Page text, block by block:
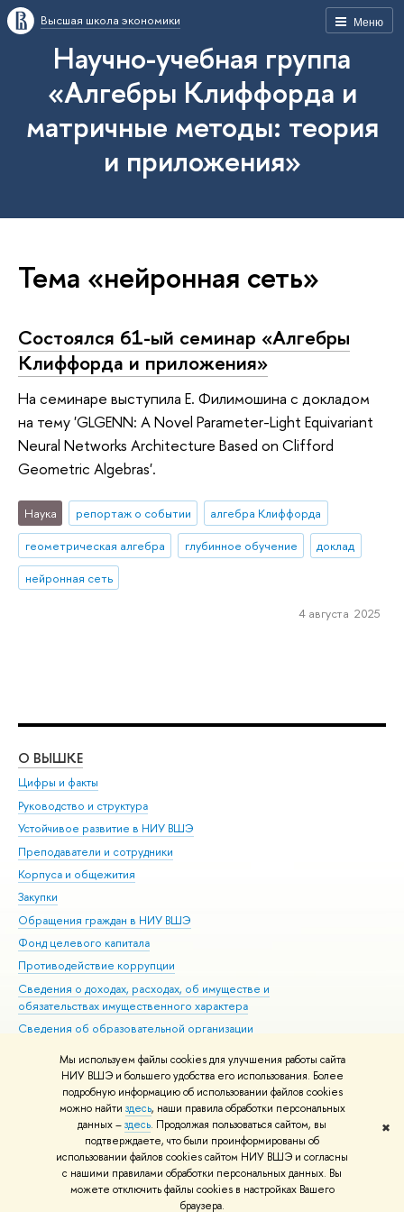
Мы используем файлы cookies для улучшения работы сайта
НИУ ВШЭ и большего удобства его использования. Более
подробную информацию об использовании файлов cookies
можно найти здесь, наши правила обработки персональных
данных –здесь. Продолжая пользоваться сайтом, вы
подтверждаете, что были проинформированы об
использовании файлов cookies сайтом НИУ ВШЭ и согласны
с нашими правилами обработки персональных данных. Вы
можете отключить файлы cookies в настройках Вашего
браузера.
✖
Меню
Высшая школа экономики
Научно-учебная группа
«Алгебры Клиффорда и
матричные методы: теория
и приложения»
Тема «нейронная сеть»
Состоялся 61-ый семинар «Алгебры
Клиффорда и приложения»
На семинаре выступила Е. Филимошина с докладом
на тему 'GLGENN: A Novel Parameter-Light Equivariant
Neural Networks Architecture Based on Clifford
Geometric Algebras'.
Наука репортаж о событии
алгебра Клиффорда
геометрическая алгебра
глубинное обучение
доклад
нейронная сеть
4 августа 2025
О ВЫШКЕ
Цифры и факты
Руководство и структура
Устойчивое развитие в НИУ ВШЭ
Преподаватели и сотрудники
Корпуса и общежития
Закупки
Обращения граждан в НИУ ВШЭ
Фонд целевого капитала
Противодействие коррупции
Сведения о доходах, расходах, об имуществе и
обязательствах имущественного характера
Сведения об образовательной организации
Людям с ограниченными возможностями здоровья
Единая платежная страница
Работа в Вышке
© НИУ ВШЭ 1993–2026 Адреса и контакты Условия использования
материалов Политика конфиденциальности Карта сайта
Шрифты HSE Sans и HSE Slab разработаны вШколе дизайна НИУ ВШЭ